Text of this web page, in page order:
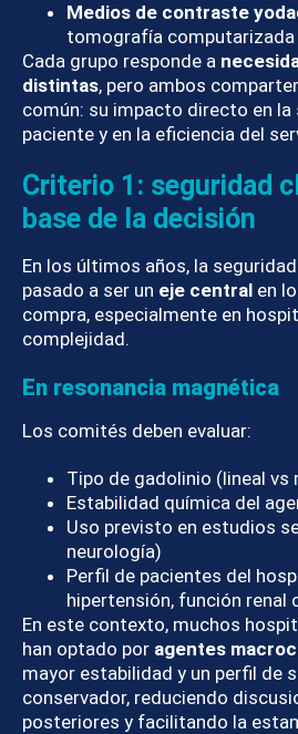
Medios de contraste
tomografía
Cada grupo responde a
distintas, pero ambos
común: su impacto directo en la
paciente y en la eficiencia del
Criterio 1: seguridad
base de la decisión
En los últimos años, la
pasado a ser un eje central en
compra, especialmente en
complejidad.
En resonancia magnética
Los comités deben evaluar:
Tipo de gadolinio (lineal
Estabilidad química del
Uso previsto en estudios
neurología)
Perfil de pacientes del
hipertensión, función renal
En este contexto, muchos
han optado por agentes
mayor estabilidad y un perfil de
conservador, reduciendo
posteriores y facilitando la